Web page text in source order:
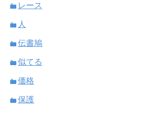
レース
人
伝書鳩
似てる
価格
保護